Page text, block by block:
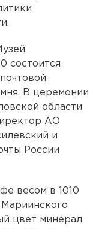
состоится
В церемонии
области
АО
и
России
весом в 1010
цвет минерал